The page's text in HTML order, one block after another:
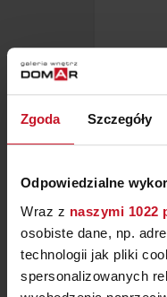
Zgoda Szczegóły
Odpowiedzialne
Wraz z naszymi 1022
osobiste dane, np.
technologii jak pliki
spersonalizowanych